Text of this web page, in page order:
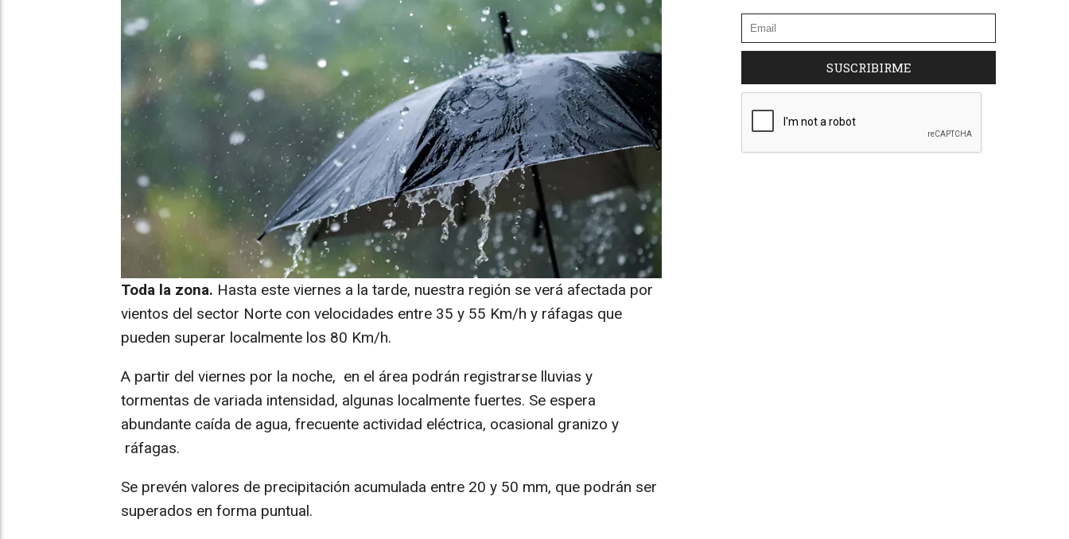
Toda la zona. Hasta este viernes a la tarde, nuestra región se verá afectada por
vientos del sector Norte con velocidades entre 35 y 55 Km/h y ráfagas que
pueden superar localmente los 80 Km/h.
A partir del viernes por la noche, en el área podrán registrarse lluvias y
tormentas de variada intensidad, algunas localmente fuertes. Se espera
abundante caída de agua, frecuente actividad eléctrica, ocasional granizo y
ráfagas.
Se prevén valores de precipitación acumulada entre 20 y 50 mm, que podrán ser
superados en forma puntual.
SUSCRIBIRME